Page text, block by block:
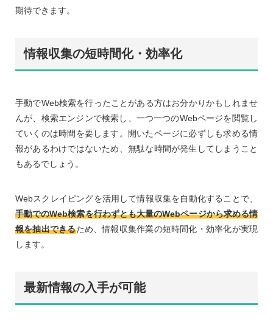
期待できます。
情報収集の短時間化・効率化
手動でWeb検索を行ったことがある方はお分かりかもしれませ
んが、検索エンジンで検索し、一つ一つのWebページを閲覧し
ていくのは時間を要します。開いたページに必ずしも求める情
報があるわけではないため、無駄な時間が発生してしまうこと
もあるでしょう。
Webスクレイピングを活用して情報収集を自動化することで、
手動でのWeb検索を行わずとも大量のWebページから求める情
報を抽出できるため、情報収集作業の短時間化・効率化が実現
します。
最新情報の入手が可能